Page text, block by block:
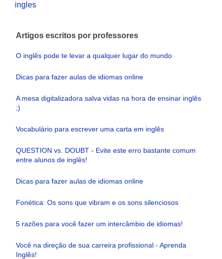
ingles
Artigos escritos por professores
O inglês pode te levar a qualquer lugar do mundo
Dicas para fazer aulas de idiomas online
A mesa digitalizadora salva vidas na hora de ensinar inglês
;)
Vocabulário para escrever uma carta em inglês
QUESTION vs. DOUBT - Evite este erro bastante comum
entre alunos de inglês!
Dicas para fazer aulas de idiomas online
Fonética: Os sons que vibram e os sons silenciosos
5 razões para você fazer um intercâmbio de idiomas!
Você na direção de sua carreira profissional - Aprenda
Inglês!